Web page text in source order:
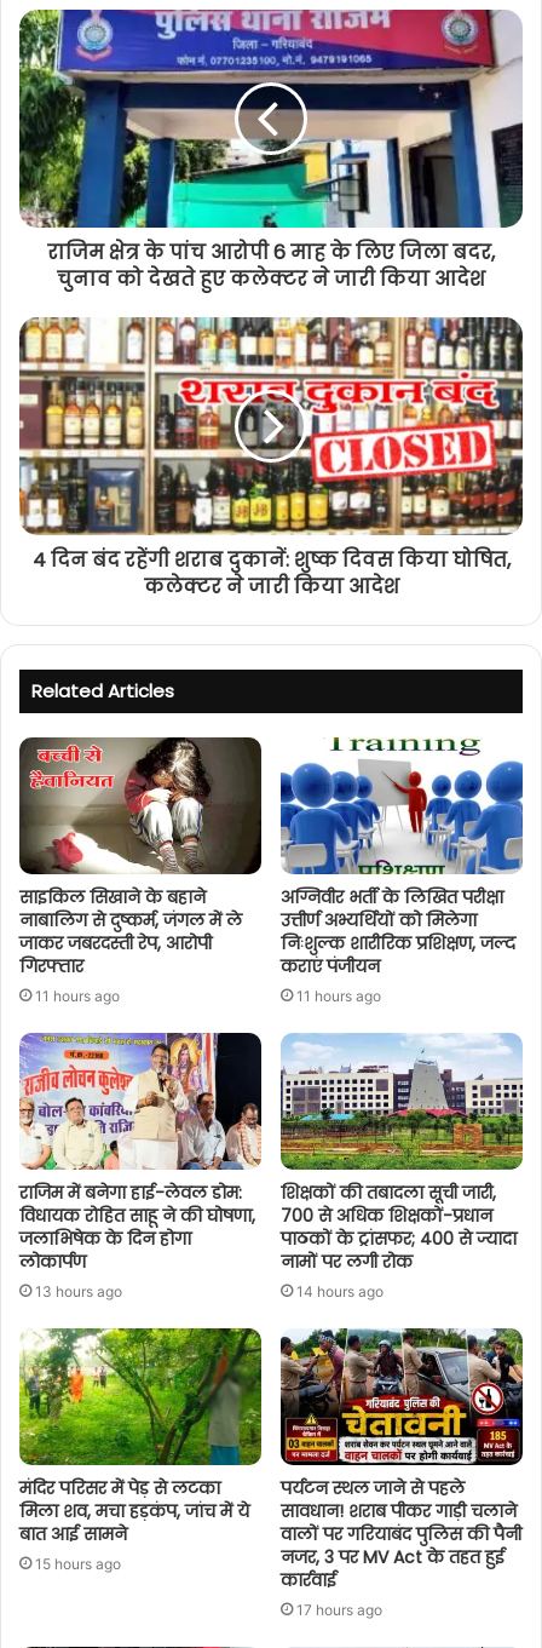
दीपावली 2023 : शुभ योग मे करे माँ लक्ष्मी का
पूजन, जानिए कारखाने व्यापारिक स्थल और
घर के लिए लक्ष्मी पूजन का शुभ मुहूर्त
राजिम क्षेत्र के पांच आरोपी 6 माह के लिए जिला बदर,
चुनाव को देखते हुए कलेक्टर ने जारी किया आदेश
4 दिन बंद रहेंगी शराब दुकानें: शुष्क दिवस किया घोषित,
कलेक्टर ने जारी किया आदेश
Related Articles
साइकिल सिखाने के बहाने
नाबालिग से दुष्कर्म, जंगल में ले
जाकर जबरदस्ती रेप, आरोपी
गिरफ्तार
11 hours ago
अग्निवीर भर्ती के लिखित परीक्षा
उत्तीर्ण अभ्यर्थियों को मिलेगा
निःशुल्क शारीरिक प्रशिक्षण, जल्द
कराएं पंजीयन
11 hours ago
राजिम में बनेगा हाई-लेवल डोम:
विधायक रोहित साहू ने की घोषणा,
जलाभिषेक के दिन होगा
लोकार्पण
13 hours ago
शिक्षकों की तबादला सूची जारी,
700 से अधिक शिक्षकों-प्रधान
पाठकों के ट्रांसफर; 400 से ज्यादा
नामों पर लगी रोक
14 hours ago
मंदिर परिसर में पेड़ से लटका
मिला शव, मचा हड़कंप, जांच में ये
बात आई सामने
15 hours ago
पर्यटन स्थल जाने से पहले
सावधान! शराब पीकर गाड़ी चलाने
वालों पर गरियाबंद पुलिस की पैनी
नजर, 3 पर MV Act के तहत हुई
कार्रवाई
17 hours ago